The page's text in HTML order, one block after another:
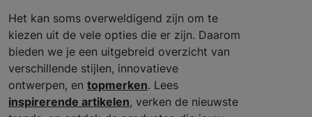
Het kan soms overweldigend zijn om te
kiezen uit de vele opties die er zijn. Daarom
bieden we je een uitgebreid overzicht van
verschillende stijlen, innovatieve
ontwerpen, en topmerken. Lees
inspirerende artikelen, verken de nieuwste